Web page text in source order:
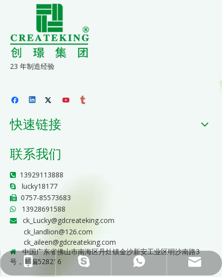
23 年制造经验
13929113888
13928691588
ck_Lucky@gdcreateking.com
快速链接
联系我们
 13929113888
 lucky18177
 0757-85573683
 13928691588

ck_Lucky@gdcreateking.com
ck_landlion@126.com
ck_aileen@gdcreateking.com
中国广东省佛山市南海区丹灶镇金沙新安工业区明沙南路3
号，邮编528216